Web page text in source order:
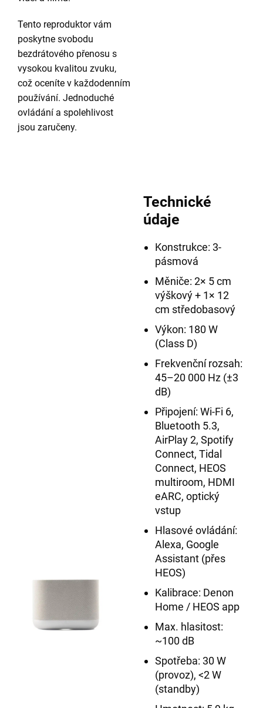
Tento reproduktor vám
poskytne svobodu
bezdrátového přenosu s
vysokou kvalitou zvuku,
což oceníte v každodenním
používání. Jednoduché
ovládání a spolehlivost
jsou zaručeny.
Technické
údaje
Konstrukce: 3-
pásmová
Měniče: 2× 5 cm
výškový + 1× 12
cm středobasový
Výkon: 180 W
(Class D)
Frekvenční rozsah:
45–20 000 Hz (±3
dB)
Připojení: Wi-Fi 6,
Bluetooth 5.3,
AirPlay 2, Spotify
Connect, Tidal
Connect, HEOS
multiroom, HDMI
eARC, optický
vstup
Hlasové ovládání:
Alexa, Google
Assistant (přes
HEOS)
Kalibrace: Denon
Home / HEOS app
Max. hlasitost:
~100 dB
Spotřeba: 30 W
(provoz), <2 W
(standby)